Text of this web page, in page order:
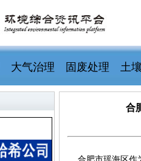
大气治理 固废处理 土
合